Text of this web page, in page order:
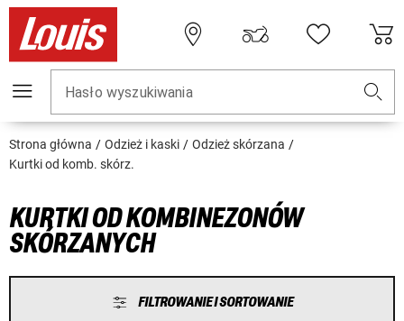
Hasło wyszukiwania
Strona główna Odzież i kaski
Odzież skórzana
Kurtki od komb. skórz.
KURTKI OD KOMBINEZONÓW
SKÓRZANYCH
FILTROWANIE I SORTOWANIE